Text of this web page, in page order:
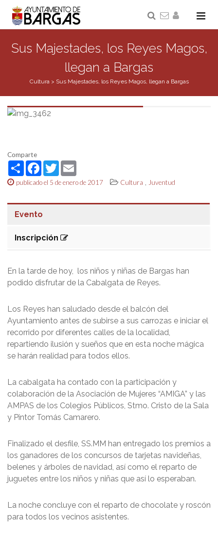
Sus Majestades, los Reyes Magos,
llegan a Bargas
Cultura> Sus Majestades, los Reyes Magos, llegan a Bargas
Comparte
ShareFacebook
Twitter
publicado el 5 de enero de 2017 Cultura , Juventud
Evento
Inscripción
En la tarde de hoy, los niños y niñas de Bargas han
podido disfrutar de la Cabalgata de Reyes.
Los Reyes han saludado desde el balcón del
Ayuntamiento antes de subirse a sus carrozas e iniciar el
recorrido por diferentes calles de la localidad,
repartiendo ilusión y sueños que en esta noche mágica
se harán realidad para todos ellos.
La cabalgata ha contado con la participación y
colaboración de la Asociación de Mujeres “AMIGA” y las
AMPAS de los Colegios Públicos, Stmo. Cristo de la Sala
y Pintor Tomás Camarero.
Finalizado el desfile, SS.MM han entregado los premios a
los ganadores de los concursos de tarjetas navideñas,
belenes y árboles de navidad, así como el reparto de
juguetes entre los niños y niñas que así lo esperaban.
La noche concluye con el reparto de chocolate y roscón
para todos los vecinos asistentes.